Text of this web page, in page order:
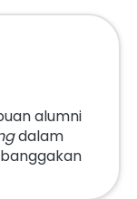
dalam